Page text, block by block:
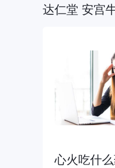
达仁堂 安宫
心火吃什